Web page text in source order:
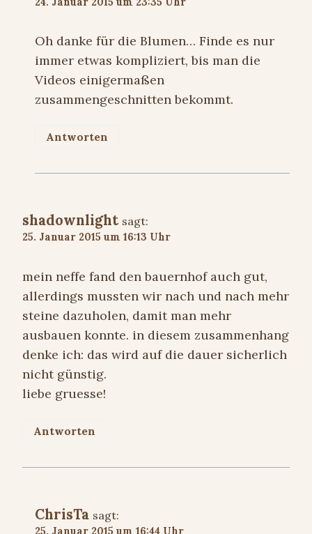
Oh danke für die Blumen… Finde es nur
immer etwas kompliziert, bis man die
Videos einigermaßen
zusammengeschnitten bekommt.
Antworten
shadownlight sagt:
25. Januar 2015 um 16:13 Uhr
mein neffe fand den bauernhof auch gut,
allerdings mussten wir nach und nach mehr
steine dazuholen, damit man mehr
ausbauen konnte. in diesem zusammenhang
denke ich: das wird auf die dauer sicherlich
nicht günstig.
liebe gruesse!
Antworten
ChrisTa sagt:
25. Januar 2015 um 16:44 Uhr